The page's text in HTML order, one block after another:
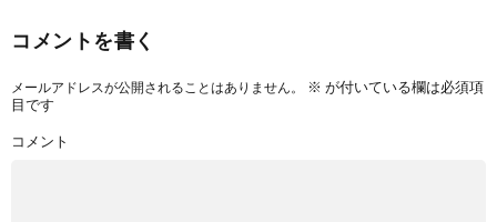
コメントを書く
メールアドレスが公開されることはありません。 ※ が付いている欄は必須項
目です
コメント